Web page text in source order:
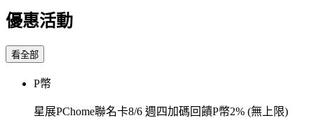
優惠活動
看全部
P幣
星展PChome聯名卡8/6 週四加碼回饋P幣2% (無上限)